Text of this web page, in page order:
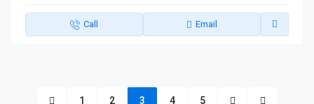
Call Email
1 2 3 4 5